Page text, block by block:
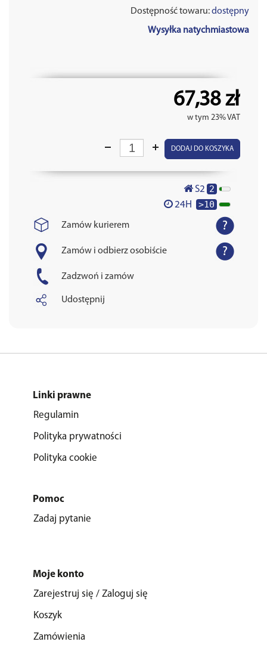
Dostępność towaru:dostępny
Wysyłka natychmiastowa
67,38 zł
w tym 23% VAT
DODAJ DO KOSZYKA
S2 2
24H >10
Zamów kurierem
Zamów i odbierz osobiście
Zadzwoń i zamów
Udostępnij
Linki prawne
Regulamin
Polityka prywatności
Polityka cookie
Pomoc
Zadaj pytanie
Moje konto
Zarejestruj się / Zaloguj się
Koszyk
Zamówienia